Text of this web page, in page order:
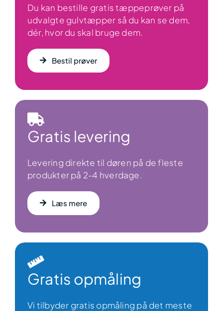
Du kan bestille gratis tæppeprøver på
udvalgte gulvtæpper så du kan se dem,
dér, hvor du skal bruge dem.
Bestil prøver
Gratis levering
Levering direkte til døren på de fleste
produkter på 2-4 hverdage.
Læs mere
Gratis opmåling
Vi tilbyder gratis opmåling på det meste